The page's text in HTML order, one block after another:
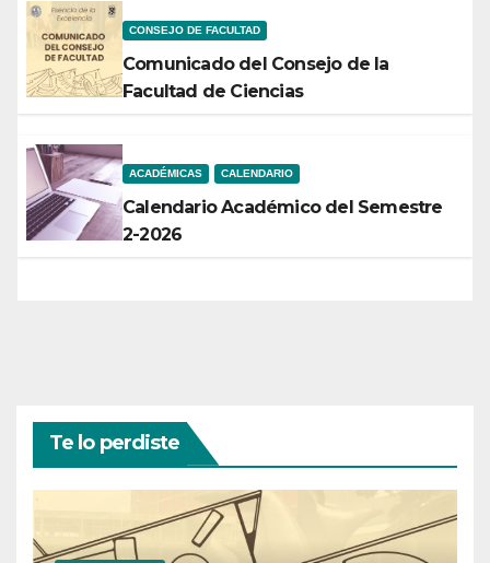
CONSEJO DE FACULTAD
Comunicado del Consejo de la
Facultad de Ciencias
ACADÉMICAS CALENDARIO
Calendario Académico del Semestre
2-2026
Te lo perdiste